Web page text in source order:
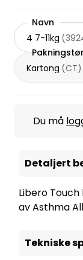
Navn
4 7-11kg (
Kartong (CT)
Du må
Detaljert
Libero
av Asthma
Tekniske